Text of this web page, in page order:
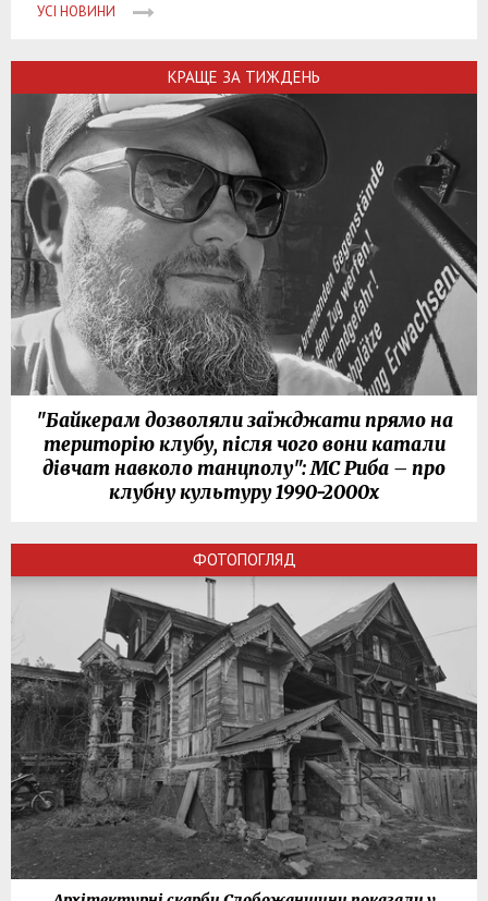
УСІ НОВИНИ
КРАЩЕ ЗА ТИЖДЕНЬ
"Байкерам дозволяли заїжджати прямо на
територію клубу, після чого вони катали
дівчат навколо танцполу": МС Риба – про
клубну культуру 1990-2000х
ФОТОПОГЛЯД